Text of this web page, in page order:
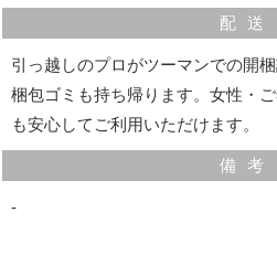
配送
引っ越しのプロがツーマンでの開
梱包ゴミも持ち帰ります。女性・
も安心してご利用いただけます。
備考
‐